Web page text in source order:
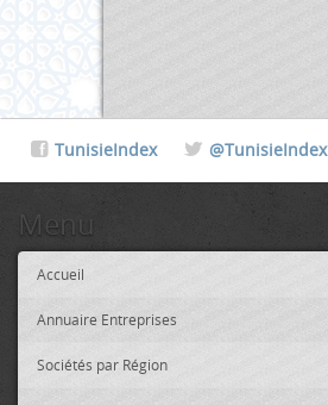
TunisieIndex @TunisieIndex
Menu
Accueil
Annuaire Entreprises
Sociétés par Région